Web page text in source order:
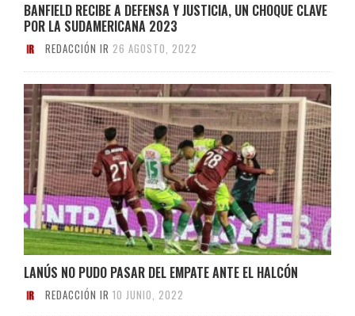
BANFIELD RECIBE A DEFENSA Y JUSTICIA, UN CHOQUE CLAVE
POR LA SUDAMERICANA 2023
REDACCIÓN IR 26 AGOSTO, 2022
LANÚS NO PUDO PASAR DEL EMPATE ANTE EL HALCÓN
REDACCIÓN IR 10 JUNIO, 2022